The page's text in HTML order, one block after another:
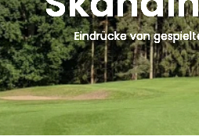
Eindrücke von